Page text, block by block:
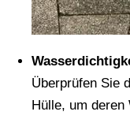
Überprüfen Sie
Hülle, um